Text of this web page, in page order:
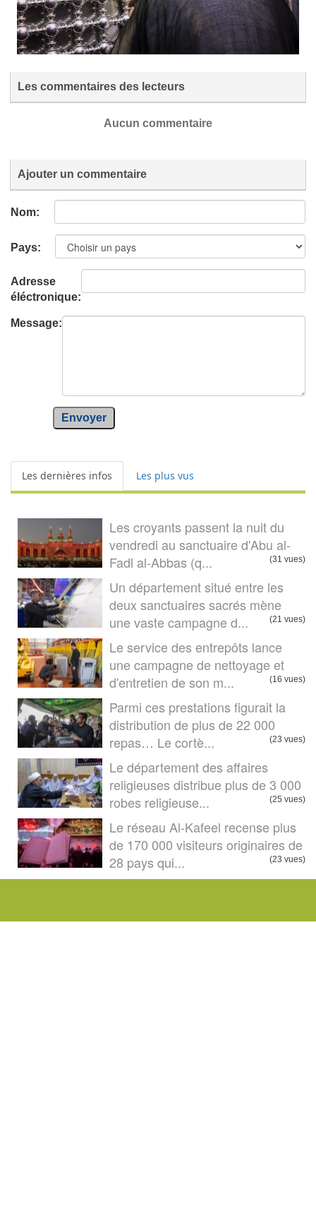
Les commentaires des lecteurs
Aucun commentaire
Ajouter un commentaire
Nom:
Pays:
Adresse
éléctronique:
Message:
Envoyer
Les dernières infos Les plus vus
Les croyants passent la nuit du
vendredi au sanctuaire d'Abu al-
Fadl al-Abbas (q...
(31 vues)
Un département situé entre les
deux sanctuaires sacrés mène
une vaste campagne d...
(21 vues)
Le service des entrepôts lance
une campagne de nettoyage et
d'entretien de son m...
(16 vues)
Parmi ces prestations figurait la
distribution de plus de 22 000
repas… Le cortè...
(23 vues)
Le département des affaires
religieuses distribue plus de 3 000
robes religieuse...
(25 vues)
Le réseau Al-Kafeel recense plus
de 170 000 visiteurs originaires de
28 pays qui...
(23 vues)